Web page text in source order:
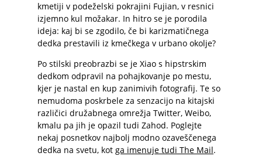
kmetiji v podeželski pokrajini Fujian, v resnici
izjemno kul možakar. In hitro se je porodila
ideja: kaj bi se zgodilo, če bi karizmatičnega
dedka prestavili iz kmečkega v urbano okolje?
Po stilski preobrazbi se je Xiao s hipstrskim
dedkom odpravil na pohajkovanje po mestu,
kjer je nastal en kup zanimivih fotografij. Te so
nemudoma poskrbele za senzacijo na kitajski
različici družabnega omrežja Twitter, Weibo,
kmalu pa jih je opazil tudi Zahod. Poglejte
nekaj posnetkov najbolj modno ozaveščenega
dedka na svetu, kot ga imenuje tudi The Mail.